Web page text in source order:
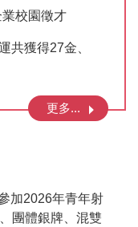
業校園徵才
共獲得27金、
更多...
加2026年青年射
團體銀牌、混雙